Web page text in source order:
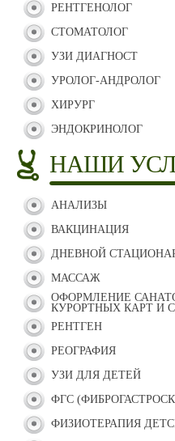
РЕНТГЕНОЛОГ
СТОМАТОЛОГ
УЗИ ДИАГНОСТ
УРОЛОГ-АНДРОЛОГ
ХИРУРГ
ЭНДОКРИНОЛОГ
НАШИ
АНАЛИЗЫ
ВАКЦИНАЦИЯ
ДНЕВНОЙ
МАССАЖ
ОФОРМЛЕНИЕ
КУРОРТНЫХ КАРТ И
РЕНТГЕН
РЕОГРАФИЯ
УЗИ ДЛЯ ДЕТЕЙ
ФГС
ФИЗИОТЕРАПИЯ